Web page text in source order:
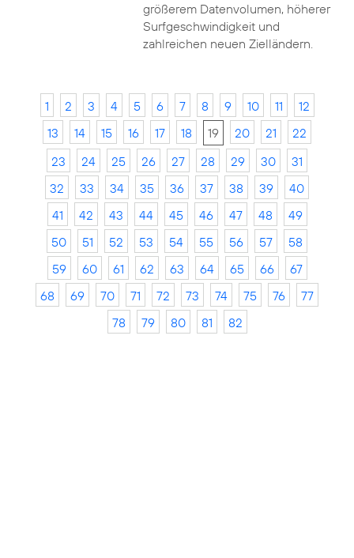
größerem Datenvolumen, höherer
Surfgeschwindigkeit und
zahlreichen neuen Zielländern.
1 2 3 4 5 6 7 8 9 10 11
12
13
14 15 16 17 18 19 20 21
22
23
24 25 26 27 28 29 30
31
32
33 34 35 36 37 38 39
40
41
42 43 44 45 46 47 48
49
50
51 52 53 54 55 56 57
58
59
60 61 62 63 64 65 66
67
68
69 70 71 72 73 74 75 76
77
78
79 80 81 82